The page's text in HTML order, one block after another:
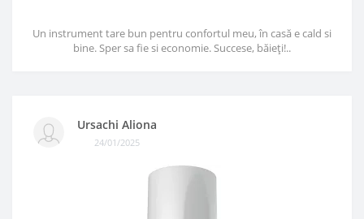
Un instrument tare bun pentru confortul meu, în casă e cald si
bine. Sper sa fie si economie. Succese, băieți!..
Ursachi Aliona
24/01/2025